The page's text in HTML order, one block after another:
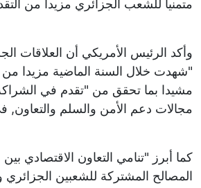
متمنيا للشعب الجزائري مزيدا من
وأكد الرئيس الأمريكي أن العلاقات
"شهدت خلال السنة الماضية مزيدا من
مشيدا بما تحقق من "تقدم في الشراكة
مجالات دعم الأمن والسلم والتعاون,
كما أبرز "تنامي التعاون الاقتصادي بين
المصالح المشتركة للشعبين الجزائري